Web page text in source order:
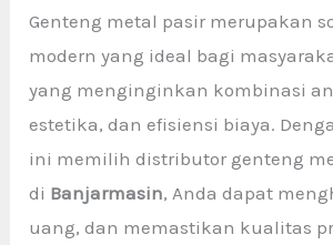
Genteng metal pasir merupakan
modern yang ideal bagi
yang menginginkan kombinasi
estetika, dan efisiensi biaya.
ini memilih distributor genteng
di Banjarmasin, Anda dapat
uang, dan memastikan kualitas